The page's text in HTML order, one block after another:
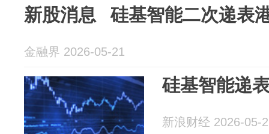
新股消息 硅基智能二次递表
金融界 2026-05-21
硅基智能递
新浪财经 2026-05-